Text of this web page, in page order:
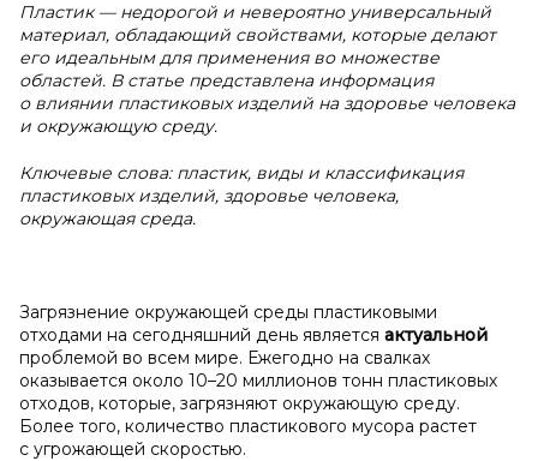
Пластик — недорогой и невероятно универсальный
материал, обладающий свойствами, которые делают
его идеальным для применения во множестве
областей. В статье представлена информация
о влиянии пластиковых изделий на здоровье человека
и окружающую среду.
Ключевые слова:пластик, виды и классификация
пластиковых изделий, здоровье человека,
окружающая среда.
Загрязнение окружающей среды пластиковыми
отходами на сегодняшний день является актуальной
проблемой во всем мире. Ежегодно на свалках
оказывается около 10–20 миллионов тонн пластиковых
отходов, которые, загрязняют окружающую среду.
Более того, количество пластикового мусора растет
с угрожающей скоростью.